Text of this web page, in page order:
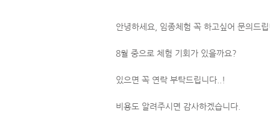
안녕하세요,임종체험꼭하고싶어문의드립
8월중으로체험기회가있을까요?
있으면꼭연락부탁드립니다..!
비용도알려주시면감사하겠습니다.